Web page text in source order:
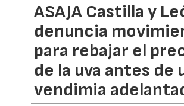
ASAJA Castilla y
denuncia
para rebajar el
de la uva antes de
vendimia